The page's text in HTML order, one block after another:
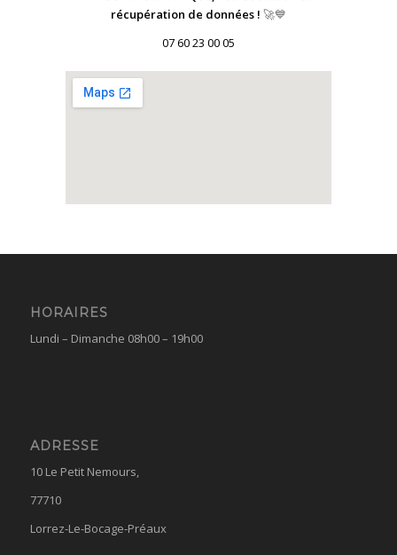
récupération de données ! 🚀💙
07 60 23 00 05
HORAIRES
Lundi – Dimanche 08h00 – 19h00
ADRESSE
10 Le Petit Nemours,
77710
Lorrez-Le-Bocage-Préaux